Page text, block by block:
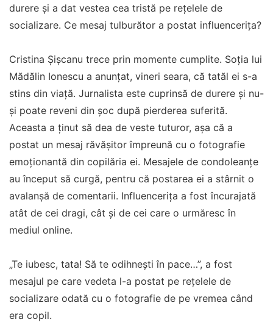
durere și a dat vestea cea tristă pe rețelele de
socializare. Ce mesaj tulburător a postat influencerița?
Cristina Șișcanu trece prin momente cumplite. Soția lui
Mădălin Ionescu a anunțat, vineri seara, că tatăl ei s-a
stins din viață. Jurnalista este cuprinsă de durere și nu-
și poate reveni din șoc după pierderea suferită.
Aceasta a ținut să dea de veste tuturor, așa că a
postat un mesaj răvășitor împreună cu o fotografie
emoționantă din copilăria ei. Mesajele de condoleanțe
au început să curgă, pentru că postarea ei a stârnit o
avalanșă de comentarii. Influencerița a fost încurajată
atât de cei dragi, cât și de cei care o urmăresc în
mediul online.
„Te iubesc, tata! Să te odihnești în pace…”, a fost
mesajul pe care vedeta l-a postat pe rețelele de
socializare odată cu o fotografie de pe vremea când
era copil.